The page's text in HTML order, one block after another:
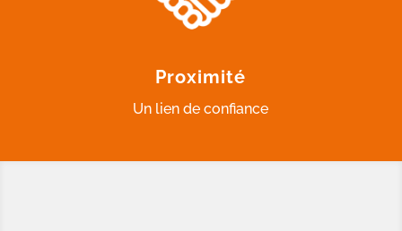
Proximité
Un lien de confiance